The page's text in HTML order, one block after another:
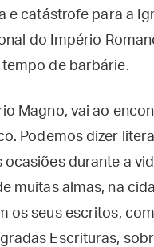
e catástrofe para a
do Império
tempo de barbárie.
Magno, vai ao
Podemos dizer
ocasiões durante a
muitas almas, na
os seus escritos,
Escrituras,